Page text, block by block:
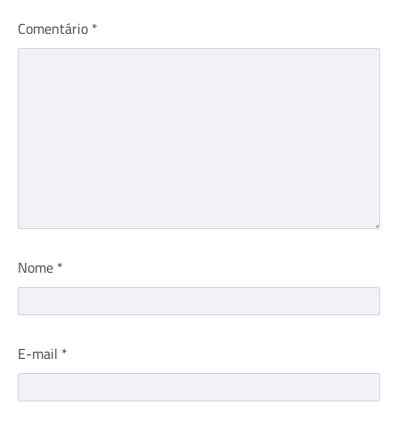
Comentário *
Nome *
E-mail *